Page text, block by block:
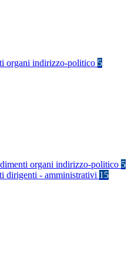
organi indirizzo-politico 5
organi indirizzo-politico 5
dirigenti - amministrativi 15